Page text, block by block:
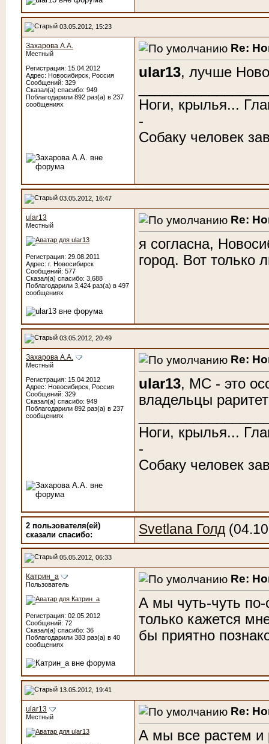
03.05.2012, 15:23
Захарова А.А.
Местный
Регистрация: 15.04.2012
Адрес: Новосибирск, Россия
Сообщений: 329
Сказал(а) спасибо: 949
Поблагодарили 892 раз(а) в 237
сообщениях
Re:
ular13, лучше
Ноги, крылья...
-
Собаку человек
03.05.2012, 16:47
ular13
Местный
Регистрация: 29.08.2011
Адрес: г. Новосибирск
Сообщений: 577
Сказал(а) спасибо: 3,688
Поблагодарили 3,424 раз(а) в 497
сообщениях
Re:
я согласна,
город. Вот только
03.05.2012, 20:49
Захарова А.А.
Местный
Регистрация: 15.04.2012
Адрес: Новосибирск, Россия
Сообщений: 329
Сказал(а) спасибо: 949
Поблагодарили 892 раз(а) в 237
сообщениях
Re:
ular13, МС - это
владельцы
Ноги, крылья...
-
Собаку человек
2 пользователя(ей)
сказали cпасибо:
Svetlana Голд
05.05.2012, 06:33
Катрин_а
Пользователь
Регистрация: 02.05.2012
Сообщений: 72
Сказал(а) спасибо: 36
Поблагодарили 383 раз(а) в 40
сообщениях
Re:
А мы чуть-чуть по-
только кажется
бы приятно
13.05.2012, 19:41
ular13
Местный Re:
А мы все растем и